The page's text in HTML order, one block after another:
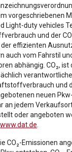
vorgeschriebenen
Light-duty vehicles
und der
der effizienten
auch vom Fahrstil
abhängig. CO₂, ist
und
neuen
an jedem
oder angeboten
www.dat.de.
CO₂-Emissionen